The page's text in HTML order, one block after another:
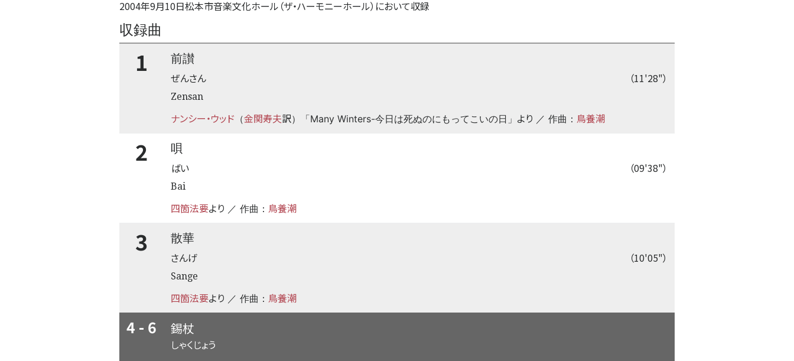
2004年9月10日松本市音楽文化ホール（ザ・ハーモニーホール）において収録
収録曲
1
前讃
（11'28"）
ぜんさん
Zensan
ナンシー・ウッド （金関寿夫訳）「Many Winters-今日は死ぬのにもってこいの日」 より ／ 作曲： 鳥養潮
2
唄
（09'38"）
ばい
Bai
四箇法要より ／ 作曲： 鳥養潮
3
散華
（10'05"）
さんげ
Sange
四箇法要より ／ 作曲： 鳥養潮
4 - 6 錫杖
しゃくじょう